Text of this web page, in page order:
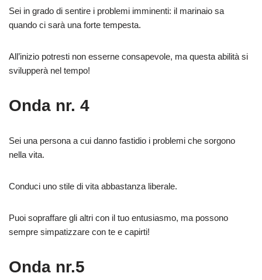
Sei in grado di sentire i problemi imminenti: il marinaio sa
quando ci sarà una forte tempesta.
All’inizio potresti non esserne consapevole, ma questa abilità si
svilupperà nel tempo!
Onda nr. 4
Sei una persona a cui danno fastidio i problemi che sorgono
nella vita.
Conduci uno stile di vita abbastanza liberale.
Puoi sopraffare gli altri con il tuo entusiasmo, ma possono
sempre simpatizzare con te e capirti!
Onda nr.5